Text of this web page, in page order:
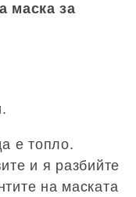
маска за
е топло.
и я разбийте
на маската